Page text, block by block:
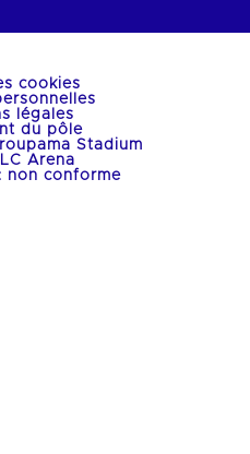
cookies
légales
du pôle
Stadium
Arena
non conforme